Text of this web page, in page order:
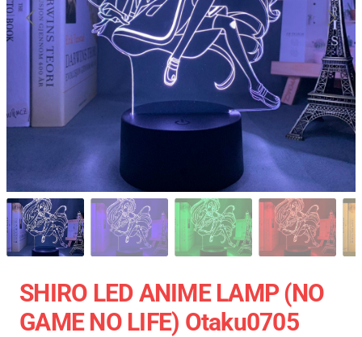
SHIRO LED ANIME LAMP (NO
GAME NO LIFE) Otaku0705